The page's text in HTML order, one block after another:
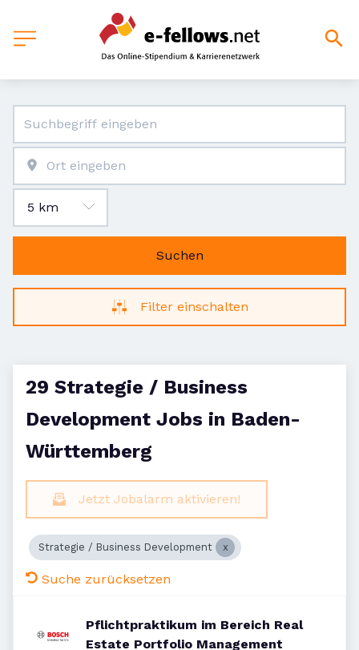
Suchen
Filter einschalten
29 Strategie / Business
Development Jobs in Baden-
Württemberg
Jetzt Jobalarm aktivieren!
Strategie / Business Development
Suche zurücksetzen
Pflichtpraktikum im Bereich Real
Estate Portfolio Management